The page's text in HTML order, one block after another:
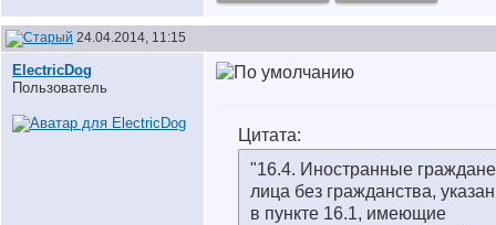
24.04.2014, 11:15
ElectricDog
Пользователь
Цитата:
"16.4. Иностранные
лица без гражданства,
в пункте 16.1, имеющие